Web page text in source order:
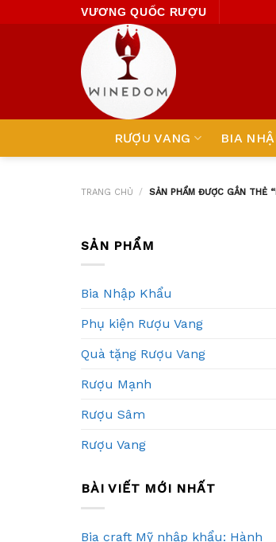
to
VƯƠNG QUỐC RƯỢU
RƯỢU VANG BIA
TRANG CHỦ / SẢN PHẨM ĐƯỢC GẮN THẺ
SẢN PHẨM
Bia Nhập Khẩu
Phụ kiện Rượu Vang
Quà tặng Rượu Vang
Rượu Mạnh
Rượu Sâm
Rượu Vang
BÀI VIẾT MỚI NHẤT
Bia craft Mỹ nhập khẩu: Hành